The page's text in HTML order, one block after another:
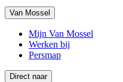
Van Mossel
Mijn Van Mossel
Werken bij
Persmap
Direct naar